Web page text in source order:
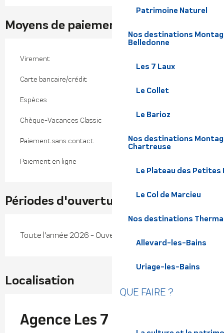
Patrimoine Naturel
Nos destinations
Belledonne
Les 7 Laux
Le Collet
Le Barioz
Nos destinations
Chartreuse
Le Plateau des Petites
Le Col de Marcieu
Nos destinations
Allevard-les-Bains
Uriage-les-Bains
QUE FAIRE ?
Moyens de paiement
Virement
Carte bancaire/crédit
Espèces
Chèque-Vacances Classic
Paiement sans contact
Paiement en ligne
Périodes d'ouverture
Toute l'année 2026 - Ouvert tous les jours
Localisation
Agence Les 7 Laux